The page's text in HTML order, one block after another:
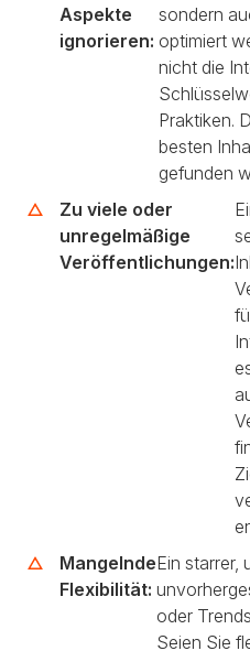
Aspekte
ignorieren:
sondern
optimiert
nicht die
Praktiken.
besten
gefunden
Zu viele oder
unregelmäßige
Veröffentlichungen:
Mangelnde
Flexibilität:
Ein starrer,
oder
Seien Sie